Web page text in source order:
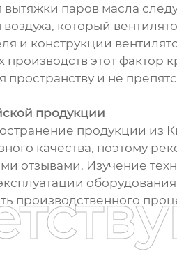
паров масла
который
и конструкции
этот фактор
пространству и не
продукции
продукции из
качества, поэтому
отзывами. Изучение
производственного